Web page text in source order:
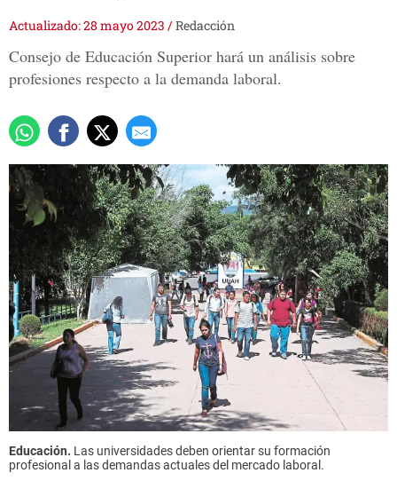
Actualizado: 28 mayo 2023 /Redacción
Consejo de Educación Superior hará un análisis sobre
profesiones respecto a la demanda laboral.
Educación. Las universidades deben orientar su formación
profesional a las demandas actuales del mercado laboral.